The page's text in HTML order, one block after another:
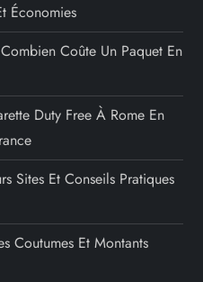
Économies
Coûte Un Paquet En
Duty Free À Rome En
Sites Et Conseils Pratiques
Coutumes Et Montants